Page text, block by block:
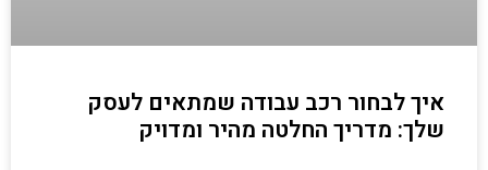
איך לבחור רכב עבודה שמתאים לעסק
שלך: מדריך החלטה מהיר ומדויק